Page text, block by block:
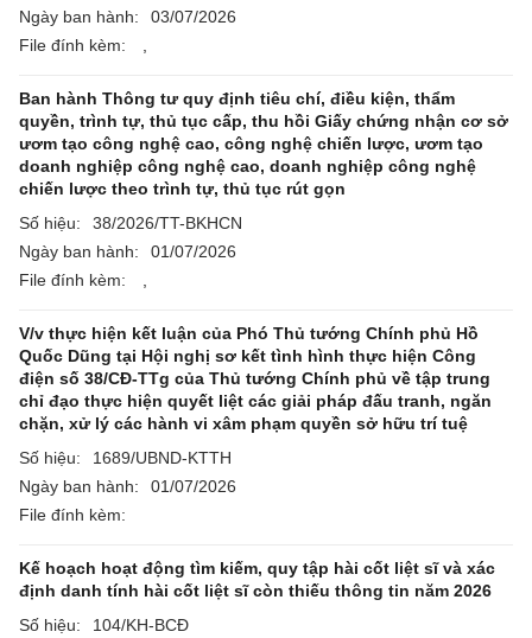
Ngày ban hành:
03/07/2026
File đính kèm:
Ban hành Thông tư quy định tiêu chí, điều kiện, thẩm
quyền, trình tự, thủ tục cấp, thu hồi Giấy chứng nhận cơ sở
ươm tạo công nghệ cao, công nghệ chiến lược, ươm tạo
doanh nghiệp công nghệ cao, doanh nghiệp công nghệ
chiến lược theo trình tự, thủ tục rút gọn
Số hiệu:
38/2026/TT-BKHCN
Ngày ban hành:
01/07/2026
File đính kèm:
V/v thực hiện kết luận của Phó Thủ tướng Chính phủ Hồ
Quốc Dũng tại Hội nghị sơ kết tình hình thực hiện Công
điện số 38/CĐ-TTg của Thủ tướng Chính phủ về tập trung
chỉ đạo thực hiện quyết liệt các giải pháp đấu tranh, ngăn
chặn, xử lý các hành vi xâm phạm quyền sở hữu trí tuệ
Số hiệu:
1689/UBND-KTTH
Ngày ban hành:
01/07/2026
File đính kèm:
Kế hoạch hoạt động tìm kiếm, quy tập hài cốt liệt sĩ và xác
định danh tính hài cốt liệt sĩ còn thiếu thông tin năm 2026
Số hiệu:
104/KH-BCĐ